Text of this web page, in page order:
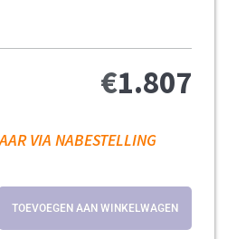
€1.807
VIA NABESTELLING
TOEVOEGEN AAN WINKELWAGEN